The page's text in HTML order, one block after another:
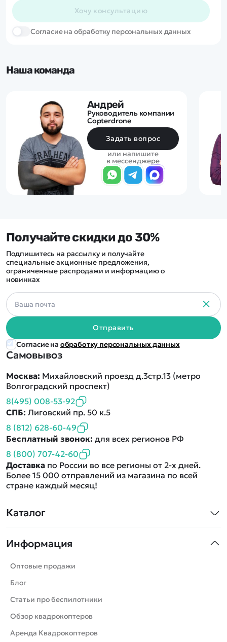
октябре 1943 года. Прототип
оказался столь удачным, что
немедленно был сделан
заказ на 1000 экземпляров
официального принятия на
вооружении под индексом
Хочу консультацию
Cогласие на обработку персональных данных
Наша команда
Андрей
Руководитель компании
Copterdrone
Задать вопрос
или напишите
в мессенджере
Каталог
Машинки
Танки
Вертолеты
Катера
Роботы
Самолеты
Информация
Оптовые продажи
Блог
Статьи про беспилотники
Обзор квадрокоптеров
Аренда Квадрокоптеров
Самовывоз
Москва: Михайловский проезд д.3стр.13 (метро
Волгоградский проспект)
8(495) 008-53-92
СПБ: Лиговский пр. 50 к.5
8 (812) 628-60-49
Бесплатный звонок: для всех регионов РФ
8 (800) 707-42-60
Доставка по России во все регионы от 2-х дней.
Более 15 000 отправлений из магазина по всей
стране каждый месяц!
Получайте скидки до 30%
Подпишитесь на рассылку и получайте
специальные акционные предложения,
ограниченные распродажи и информацию о
новинках
Отправить
Согласие на обработку персональных данных